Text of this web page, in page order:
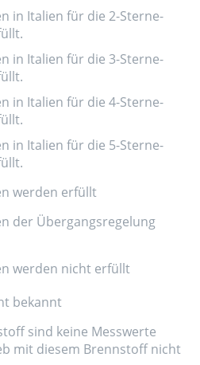
in Italien für die 2-Sterne-
in Italien für die 3-Sterne-
in Italien für die 4-Sterne-
in Italien für die 5-Sterne-
werden erfüllt
der Übergangsregelung
werden nicht erfüllt
bekannt
sind keine Messwerte
mit diesem Brennstoff nicht